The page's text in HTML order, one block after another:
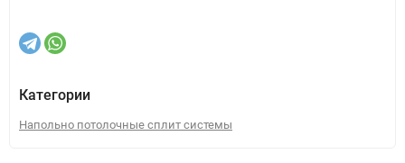
Категории
Напольно потолочные сплит системы